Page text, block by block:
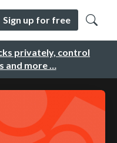
privately, control
and more …
Sign up for free